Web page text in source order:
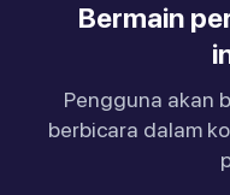
Bermain
Pengguna akan
berbicara dalam